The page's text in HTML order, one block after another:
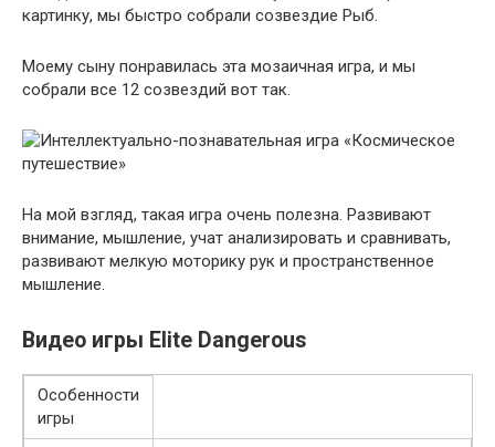
картинку, мы быстро собрали созвездие Рыб.
Моему сыну понравилась эта мозаичная игра, и мы
собрали все 12 созвездий вот так.
На мой взгляд, такая игра очень полезна. Развивают
внимание, мышление, учат анализировать и сравнивать,
развивают мелкую моторику рук и пространственное
мышление.
Видео игры Elite Dangerous
Особенности
игры